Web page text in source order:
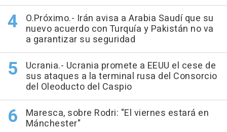
O.Próximo.- Irán avisa a Arabia Saudí que su
nuevo acuerdo con Turquía y Pakistán no va
a garantizar su seguridad
Ucrania.- Ucrania promete a EEUU el cese de
sus ataques a la terminal rusa del Consorcio
del Oleoducto del Caspio
Maresca, sobre Rodri: "El viernes estará en
Mánchester"